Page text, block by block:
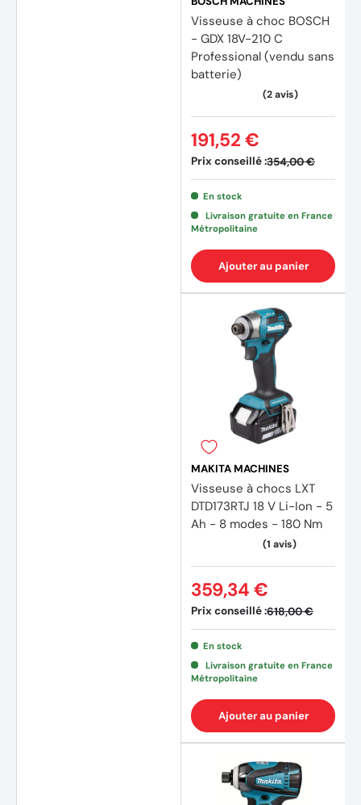
Visseuse à choc BOSCH
- GDX 18V-210 C
Professional (vendu sans
batterie)
Prix conseillé :354,00 €
191,52 €
En stock
Livraison gratuite en France
Métropolitaine
Ajouter au panier
MAKITA MACHINES
Visseuse à chocs LXT
DTD173RTJ 18 V Li-Ion - 5
Ah - 8 modes - 180 Nm
Prix conseillé :618,00 €
359,34 €
En stock
Livraison gratuite en France
Métropolitaine
Ajouter au panier